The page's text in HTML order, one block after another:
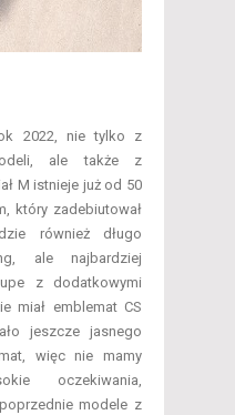
2022, nie tylko z
ale także z
M istnieje już od 50
który zadebiutował
również długo
ale najbardziej
z dodatkowymi
miał emblemat CS
jeszcze jasnego
więc nie mamy
oczekiwania,
modele z